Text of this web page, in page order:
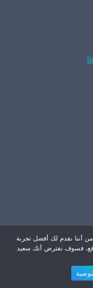
أننا نقدم لك أفضل تجربة
فسوف نفترض أنك سعيد